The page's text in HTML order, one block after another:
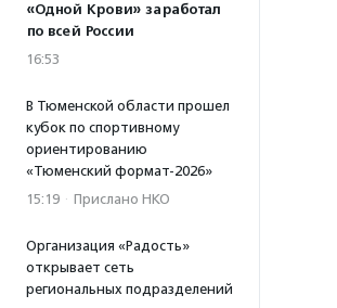
«Одной Крови» заработал
по всей России
16:53
В Тюменской области прошел
кубок по спортивному
ориентированию
«Тюменский формат-2026»
15:19 · Прислано НКО
Организация «Радость»
открывает сеть
региональных подразделений